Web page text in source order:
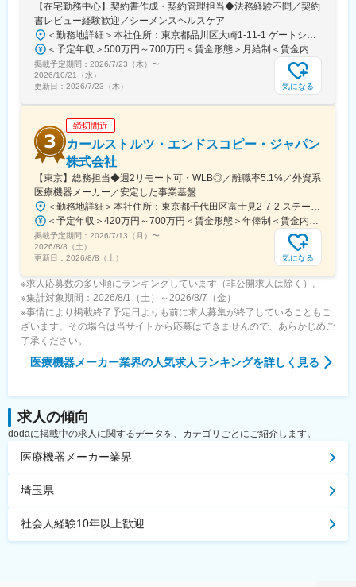
・残業は月平均20時間以内
・夜勤なし、緊急呼び出しも少なめ
・直行直帰OKで効率的な働き方が可能
■キャリアパス
サービスエンジニアとして専門性を高めるプロフェッショナル
職、またはマネジメント職へのステップアップが可能。希望に応
じて管理部門への異動も選択できます。
【在宅勤務中心】契約書作成・契約管理担当◆法務経験不問／契約
書レビュー経験歓迎／シーメンスヘルスケア
＜勤務地詳細＞本社住所：東京都品川区大崎1-11-1 ゲートシティ大崎ウエストタワー勤務地最寄駅：JR線／大崎駅受動喫煙対策：屋内全面禁煙変更の範囲：会社の定める事業所（リモートワーク含む）
＜予定年収＞500万円～700万円＜賃金形態＞月給制＜賃金内訳＞月額（基本給）：250,000円～500,000円＜月給＞250,000円～500,000円＜昇給有無＞有＜残業手当＞有＜給与補足＞※給与詳細は経験・能力・前職給与等を踏まえて決定致します。■昇給：年1回（10月）■賞与：年2回（6月・12月）賃金はあくまでも目安の金額であり、選考を通じて上下する可能性があります。月給(月額)は固定手当を含めた表記です。
掲載予定期間： 2026/7/23（木） 〜
2026/10/21（水）
更新日： 2026/7/23（木） 気になる
締切間近
カールストルツ・エンドスコピー・ジャパン
株式会社
【東京】総務担当◆週2リモート可・WLB◎／離職率5.1%／外資系
医療機器メーカー／安定した事業基盤
＜勤務地詳細＞本社住所：東京都千代田区富士見2-7-2 ステージビルディング8F勤務地最寄駅：JR総武線／飯田橋駅受動喫煙対策：屋内全面禁煙変更の範囲：会社の定める事業所（リモートワーク含む）
＜予定年収＞420万円～700万円＜賃金形態＞年俸制＜賃金内訳＞年額（基本給）：3,319,800円～5,440,000円固定残業手当/月：73,350円～130,000円（固定残業時間30時間0分/月）超過した時間外労働の残業手当は追加支給＜月額＞350,000円～583,333円（12分割）（一律手当を含む）＜昇給有無＞有＜残業手当＞有＜給与補足＞※経験・能力・前職での給与を考慮し､当社規定により決定します。■パフォーマンスボーナス（個人実績連動／年1回■昇給：有（人事評価・会社業績に基づく）賃金はあくまでも目安の金額であり、選考を通じて上下する可能性があります。月給(月額)は固定手当を含めた表記です。
掲載予定期間： 2026/7/13（月） 〜
2026/8/8（土）
更新日： 2026/8/8（土） 気になる
※求人応募数の多い順にランキングしています（非公開求人は除く）。
※集計対象期間：2026/8/1（土）～2026/8/7（金）
※事情により掲載終了予定日よりも前に求人募集が終了していることもご
ざいます。その場合は当サイトから応募はできませんので、あらかじめご
了承ください。
医療機器メーカー業界の人気求人ランキングを詳しく見る
求人の傾向
dodaに掲載中の求人に関するデータを、カテゴリごとにご紹介します。
医療機器メーカー業界
埼玉県
社会人経験10年以上歓迎